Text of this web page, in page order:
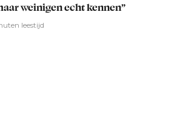
weinigen echt kennen”
leestijd